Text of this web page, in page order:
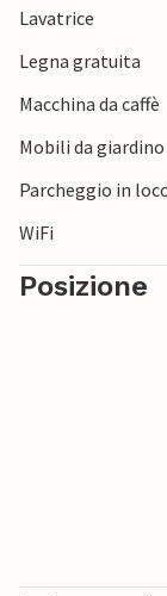
Lavatrice
Legna gratuita
Macchina da caffè
Mobili da giardino
Parcheggio in
WiFi
Posizione